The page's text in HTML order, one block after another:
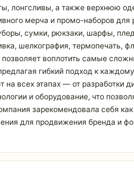
лонгсливы, а также верхнюю
мерча и промо-наборов для
сумки, рюкзаки, шарфы,
шелкография, термопечать,
воплотить самые
гибкий подход к
всех этапах — от разработки
и оборудование, что
зарекомендовала себя
для продвижения бренда и